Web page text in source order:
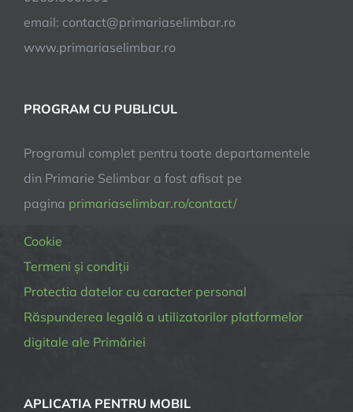
email: contact@primariaselimbar.ro
www.primariaselimbar.ro
PROGRAM CU PUBLICUL
Programul complet pentru toate departamentele
din Primarie Selimbar a fost afisat pe
pagina primariaselimbar.ro/contact/
Cookie
Termeni și condiții
Protectia datelor cu caracter personal
Răspunderea legală a utilizatorilor platformelor
digitale ale Primăriei
APLICATIA PENTRU MOBIL